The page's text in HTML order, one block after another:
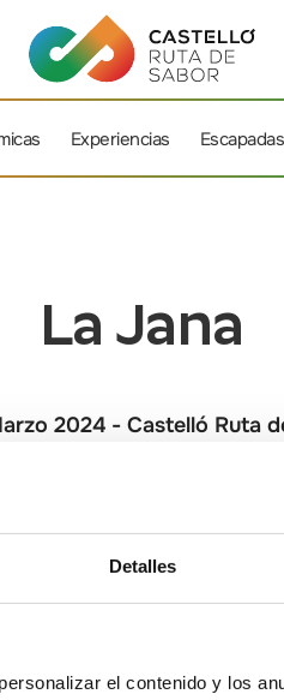
Detalles
el contenido y los
Experiencias Escapadas
La Jana
2024 - Castelló Ruta